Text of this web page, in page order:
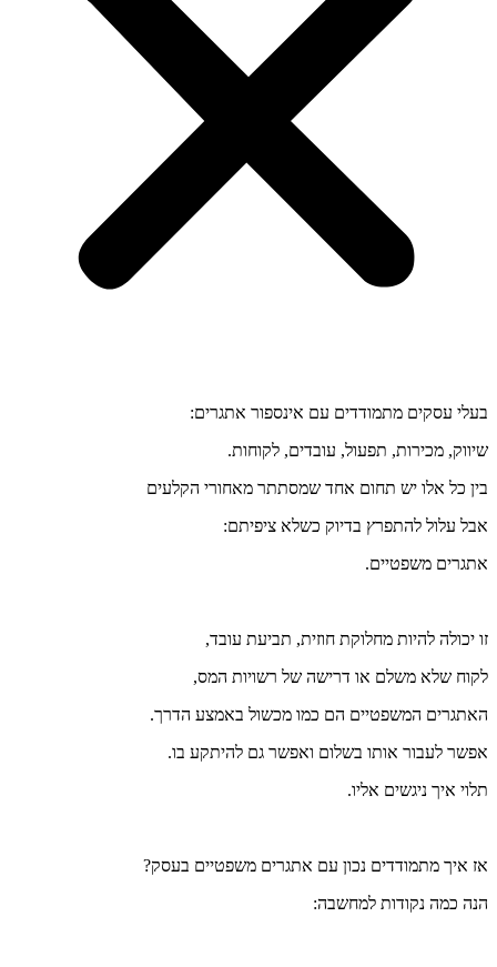
בעלי עסקים מתמודדים עם אינספור אתגרים:
שיווק, מכירות, תפעול, עובדים, לקוחות.
בין כל אלו יש תחום אחד שמסתתר מאחורי הקלעים
אבל עלול להתפרץ בדיוק כשלא ציפיתם:
אתגרים משפטיים.
זו יכולה להיות מחלוקת חוזית, תביעת עובד,
לקוח שלא משלם או דרישה של רשויות המס,
האתגרים המשפטיים הם כמו מכשול באמצע הדרך.
אפשר לעבור אותו בשלום ואפשר גם להיתקע בו.
תלוי איך ניגשים אליו.
אז איך מתמודדים נכון עם אתגרים משפטיים בעסק?
הנה כמה נקודות למחשבה: